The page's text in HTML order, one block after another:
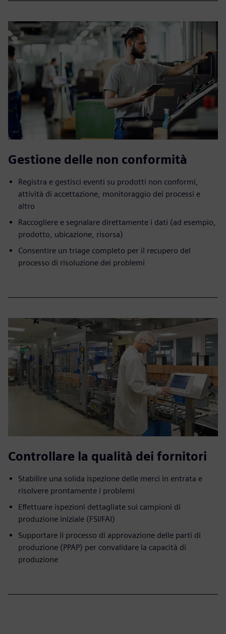
Gestione delle non conformità
Registra e gestisci eventi su prodotti non conformi,
attività di accettazione, monitoraggio dei processi e
altro
Raccogliere e segnalare direttamente i dati (ad esempio,
prodotto, ubicazione, risorsa)
Consentire un triage completo per il recupero del
processo di risoluzione dei problemi
Controllare la qualità dei fornitori
Stabilire una solida ispezione delle merci in entrata e
risolvere prontamente i problemi
Effettuare ispezioni dettagliate sui campioni di
produzione iniziale (FSI/FAI)
Supportare il processo di approvazione delle parti di
produzione (PPAP) per convalidare la capacità di
produzione